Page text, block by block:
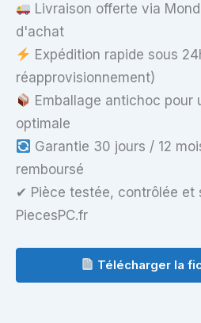
Livraison offerte via
d'achat
Expédition rapide sous
réapprovisionnement)
Emballage antichoc pour
optimale
Garantie 30 jours / 12
remboursé
✔ Pièce testée, contrôlée et
PiecesPC.fr
Télécharger la